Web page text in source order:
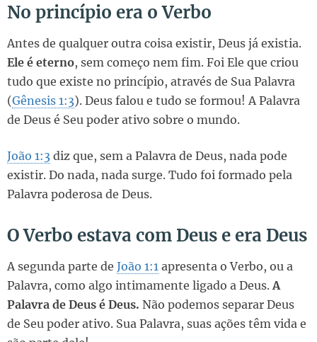
No princípio era o Verbo
Antes de qualquer outra coisa existir, Deus já existia.
Ele é eterno, sem começo nem fim. Foi Ele que criou
tudo que existe no princípio, através de Sua Palavra
(Gênesis 1:3). Deus falou e tudo se formou! A Palavra
de Deus é Seu poder ativo sobre o mundo.
João 1:3 diz que, sem a Palavra de Deus, nada pode
existir. Do nada, nada surge. Tudo foi formado pela
Palavra poderosa de Deus.
O Verbo estava com Deus e era Deus
A segunda parte de João 1:1 apresenta o Verbo, ou a
Palavra, como algo intimamente ligado a Deus. A
Palavra de Deus é Deus. Não podemos separar Deus
de Seu poder ativo. Sua Palavra, suas ações têm vida e